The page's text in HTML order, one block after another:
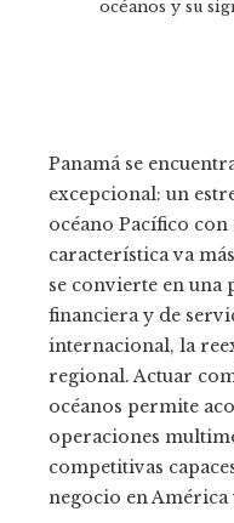
océanos y su
Panamá se
excepcional: un
océano Pacífico
característica va
se convierte en una
financiera y de
internacional, la
regional. Actuar
océanos permite
operaciones
competitivas
negocio en